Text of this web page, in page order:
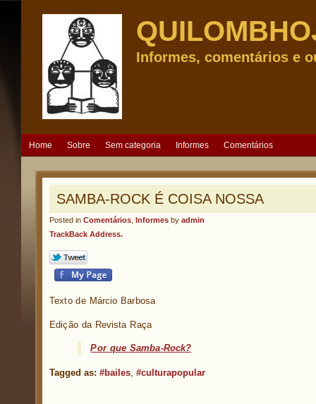
Informes, comentários e
Home Sobre Sem categoria Informes Comentários
SAMBA-ROCK É COISA NOSSA
Posted in Comentários Informes by admin
TrackBack Address.
Texto de Márcio Barbosa
Edição da Revista Raça
Por que Samba-Rock?
Tagged as: #bailes #culturapopular